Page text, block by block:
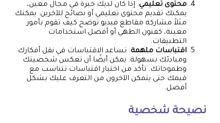
محتوى تعليمي: إذا كان لديك خبرة في مجال معين،
يمكنك تقديم محتوى تعليمي أو نصائح للآخرين. يمكنك
مثلاً مشاركة مقاطع فيديو توضح كيف تقوم بأمور
معينة، كفنون الطهي أو أفضل استخدامات
التطبيقات.
اقتباسات ملهمة: تساعد الاقتباسات في نقل أفكارك
ومبادئك بسهولة. يمكن أيضًا أن تعكس شخصيتك
وطموحاتك. تأكد من اختيار اقتباسات تتناسب مع
قيمك حتى يتمكن الآخرون من التعرف عليك بشكل
أفضل.
نصيحة شخصية